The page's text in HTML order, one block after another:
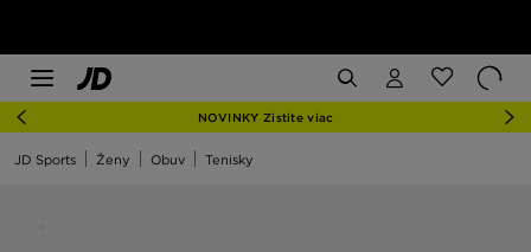
NOVINKY Zistite viac
JD Sports Ženy Obuv Tenisky